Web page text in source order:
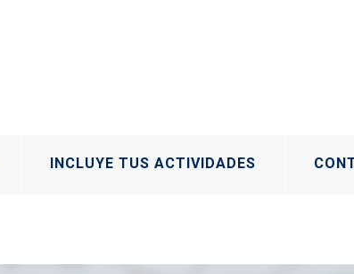
INCLUYE TUS ACTIVIDADES